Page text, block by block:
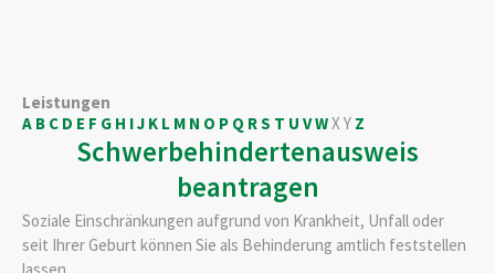
Leistungen
A B C D E F G H IJ K L M N O P Q RS T U VWXY Z
Schwerbehindertenausweis
beantragen
Soziale Einschränkungen aufgrund von Krankheit, Unfall oder
seit Ihrer Geburt können Sie als Behinderung amtlich feststellen
lassen.